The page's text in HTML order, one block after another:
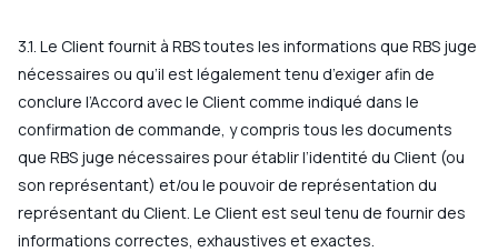
3.1. Le Client fournit à RBS toutes les informations que RBS juge
nécessaires ou qu’il est légalement tenu d’exiger afin de
conclure l’Accord avec le Client comme indiqué dans le
confirmation de commande, y compris tous les documents
que RBS juge nécessaires pour établir l’identité du Client (ou
son représentant) et/ou le pouvoir de représentation du
représentant du Client. Le Client est seul tenu de fournir des
informations correctes, exhaustives et exactes.